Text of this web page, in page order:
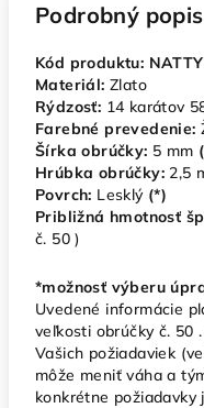
Podrobný popis
Kód produktu:
Materiál: Zlato
Rýdzosť: 14 karátov
Farebné prevedenie:
Šírka obrúčky: 5 mm
Hrúbka obrúčky: 2,5
Povrch: Lesklý (*)
Približná hmotnosť
č. 50 )
*možnosť výberu
Uvedené informácie
veľkosti obrúčky č. 50
Vašich požiadaviek
môže meniť váha a
konkrétne požiadavky